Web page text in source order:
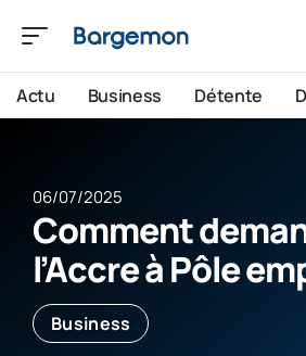
Actu Business Détente
06/07/2025
Comment
l’Accre à Pôle
Business